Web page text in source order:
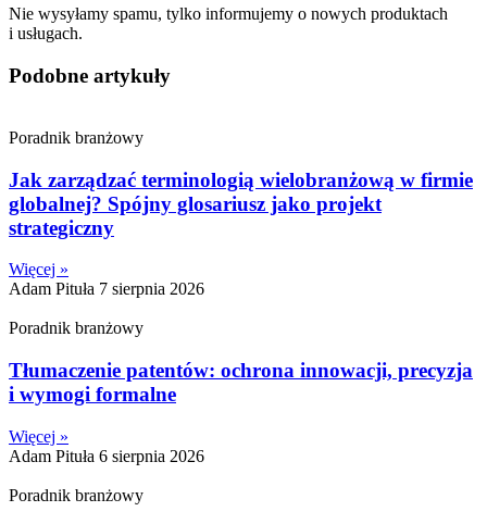
Nie wysyłamy spamu, tylko informujemy o nowych produktach
i usługach.
Podobne artykuły
Poradnik branżowy
Jak zarządzać terminologią wielobranżową w firmie
globalnej? Spójny glosariusz jako projekt
strategiczny
Więcej »
Adam Pituła 7 sierpnia 2026
Poradnik branżowy
Tłumaczenie patentów: ochrona innowacji, precyzja
i wymogi formalne
Więcej »
Adam Pituła 6 sierpnia 2026
Poradnik branżowy